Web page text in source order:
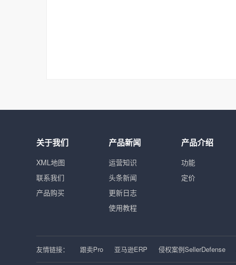
关于我们
XML地图
联系我们
产品购买
产品新闻
运营知识
头条新闻
更新日志
使用教程
产品介绍
功能
定价
友情链接： 跟卖Pro 亚马逊ERP 侵权案例SellerDefense